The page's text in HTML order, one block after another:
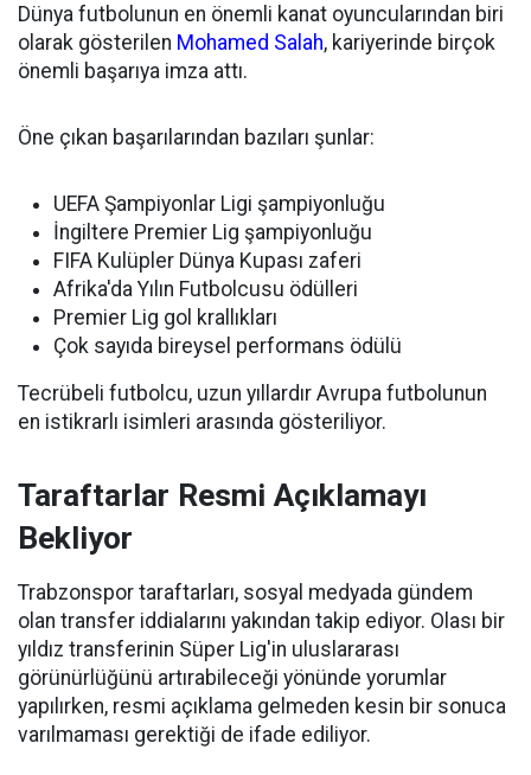
Dünya futbolunun en önemli kanat oyuncularından biri
olarak gösterilen Mohamed Salah, kariyerinde birçok
önemli başarıya imza attı.
Öne çıkan başarılarından bazıları şunlar:
UEFA Şampiyonlar Ligi şampiyonluğu
İngiltere Premier Lig şampiyonluğu
FIFA Kulüpler Dünya Kupası zaferi
Afrika'da Yılın Futbolcusu ödülleri
Premier Lig gol krallıkları
Çok sayıda bireysel performans ödülü
Tecrübeli futbolcu, uzun yıllardır Avrupa futbolunun
en istikrarlı isimleri arasında gösteriliyor.
Taraftarlar Resmi Açıklamayı
Bekliyor
Trabzonspor taraftarları, sosyal medyada gündem
olan transfer iddialarını yakından takip ediyor. Olası bir
yıldız transferinin Süper Lig'in uluslararası
görünürlüğünü artırabileceği yönünde yorumlar
yapılırken, resmi açıklama gelmeden kesin bir sonuca
varılmaması gerektiği de ifade ediliyor.